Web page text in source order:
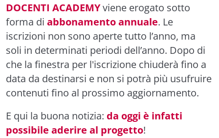
DOCENTI ACADEMYviene erogato sotto
forma di abbonamento annuale. Le
iscrizioni non sono aperte tutto l’anno, ma
soli in determinati periodi dell’anno. Dopo di
che la finestra per l'iscrizione chiuderà fino a
data da destinarsi e non si potrà più usufruire
contenuti fino al prossimo aggiornamento.
E qui la buona notizia: da oggi è infatti
possibile aderire al progetto!